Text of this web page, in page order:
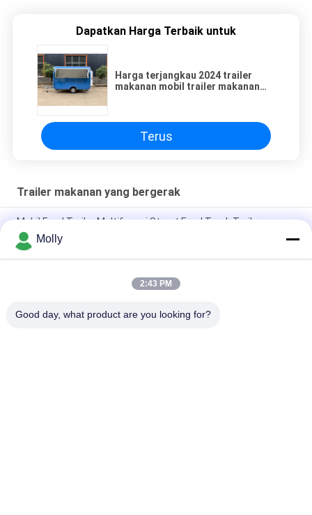
Dapatkan Harga Terbaik untuk
Harga terjangkau 2024 trailer
makanan mobil trailer makanan
Terus
Trailer makanan yang bergerak
Mobil Food Trailer Multifungsi Street Food Truck Trailer
Trolley truk Citroen lengkap dilengkapi dengan Fast Food
Concession Trailer Truck Citroen Food Trailer bergerak
Harga Grosir Customisable Mini Catering Es Krim Trailer
Molly
2:43 PM
Good day, what product are you looking for?